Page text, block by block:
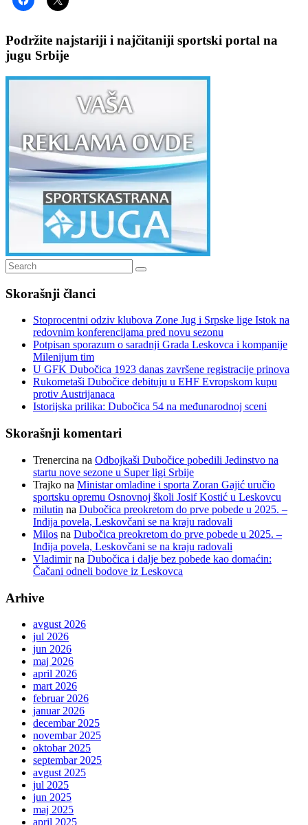
Podržite najstariji i najčitaniji sportski portal na
jugu Srbije
Search
for:
Search
Skorašnji članci
Stoprocentni odziv klubova Zone Jug i Srpske lige Istok na
redovnim konferencijama pred novu sezonu
Potpisan sporazum o saradnji Grada Leskovca i kompanije
Milenijum tim
U GFK Dubočica 1923 danas završene registracije prinova
Rukometaši Dubočice debituju u EHF Evropskom kupu
protiv Austrijanaca
Istorijska prilika: Dubočica 54 na međunarodnoj sceni
Skorašnji komentari
Trenercina na Odbojkaši Dubočice pobedili Jedinstvo na
startu nove sezone u Super ligi Srbije
Trajko na Ministar omladine i sporta Zoran Gajić uručio
sportsku opremu Osnovnoj školi Josif Kostić u Leskovcu
milutin na Dubočica preokretom do prve pobede u 2025. –
Inđija povela, Leskovčani se na kraju radovali
Milos na Dubočica preokretom do prve pobede u 2025. –
Inđija povela, Leskovčani se na kraju radovali
Vladimirna Dubočica i dalje bez pobede kao domaćin:
Čačani odneli bodove iz Leskovca
Arhive
avgust 2026
jul 2026
jun 2026
maj 2026
april 2026
mart 2026
februar 2026
januar 2026
decembar 2025
novembar 2025
oktobar 2025
septembar 2025
avgust 2025
jul 2025
jun 2025
maj 2025
april 2025